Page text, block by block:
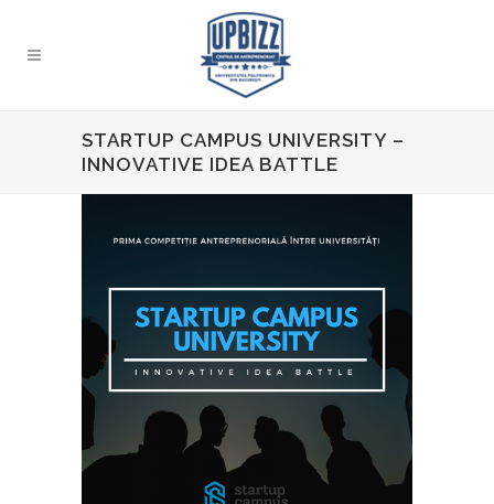
STARTUP CAMPUS UNIVERSITY –
INNOVATIVE IDEA BATTLE